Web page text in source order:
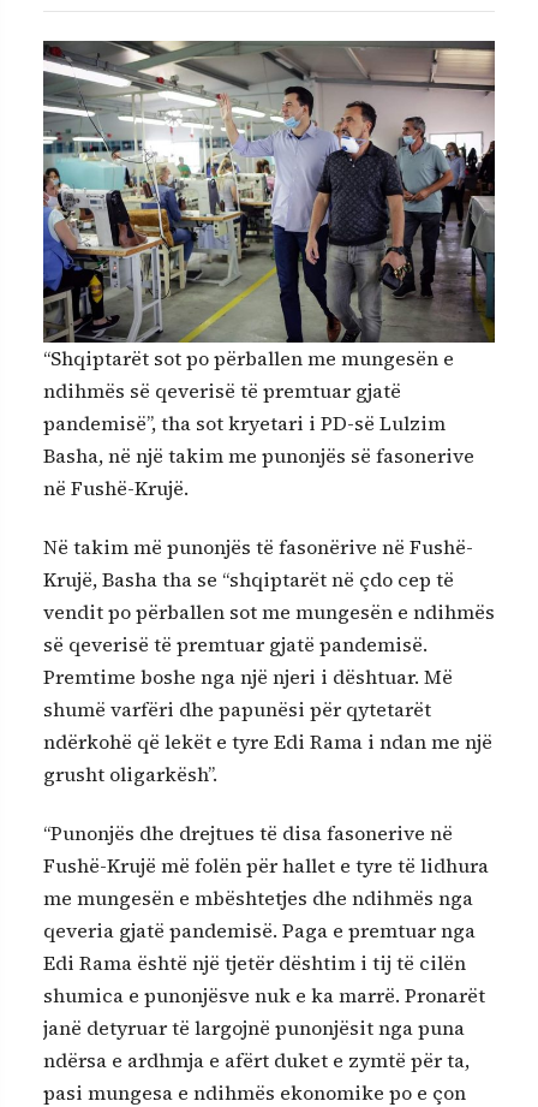
“Shqiptarët sot po përballen me mungesën e
ndihmës së qeverisë të premtuar gjatë
pandemisë”, tha sot kryetari i PD-së Lulzim
Basha, në një takim me punonjës së fasonerive
në Fushë-Krujë.
Në takim më punonjës të fasonërive në Fushë-
Krujë, Basha tha se “shqiptarët në çdo cep të
vendit po përballen sot me mungesën e ndihmës
së qeverisë të premtuar gjatë pandemisë.
Premtime boshe nga një njeri i dështuar. Më
shumë varfëri dhe papunësi për qytetarët
ndërkohë që lekët e tyre Edi Rama i ndan me një
grusht oligarkësh”.
“Punonjës dhe drejtues të disa fasonerive në
Fushë-Krujë më folën për hallet e tyre të lidhura
me mungesën e mbështetjes dhe ndihmës nga
qeveria gjatë pandemisë. Paga e premtuar nga
Edi Rama është një tjetër dështim i tij të cilën
shumica e punonjësve nuk e ka marrë. Pronarët
janë detyruar të largojnë punonjësit nga puna
ndërsa e ardhmja e afërt duket e zymtë për ta,
pasi mungesa e ndihmës ekonomike po e çon